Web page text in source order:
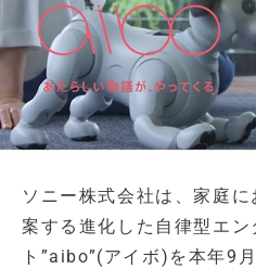
ソニー株式会社は、家庭
案する進化した自律型エ
ト”aibo”(アイボ)を本年9